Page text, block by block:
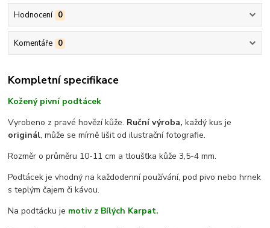
Hodnocení 0
Komentáře 0
Kompletní specifikace
Kožený pivní podtácek
Vyrobeno z pravé hovězí kůže. Ruční výroba, každý kus je
originál, může se mírně lišit od ilustrační fotografie.
Rozměr o průměru 10-11 cm a tloušťka kůže 3,5-4 mm.
Podtácek je vhodný na každodenní používání, pod pivo nebo hrnek
s teplým čajem či kávou.
Na podtácku je motiv z Bílých Karpat.